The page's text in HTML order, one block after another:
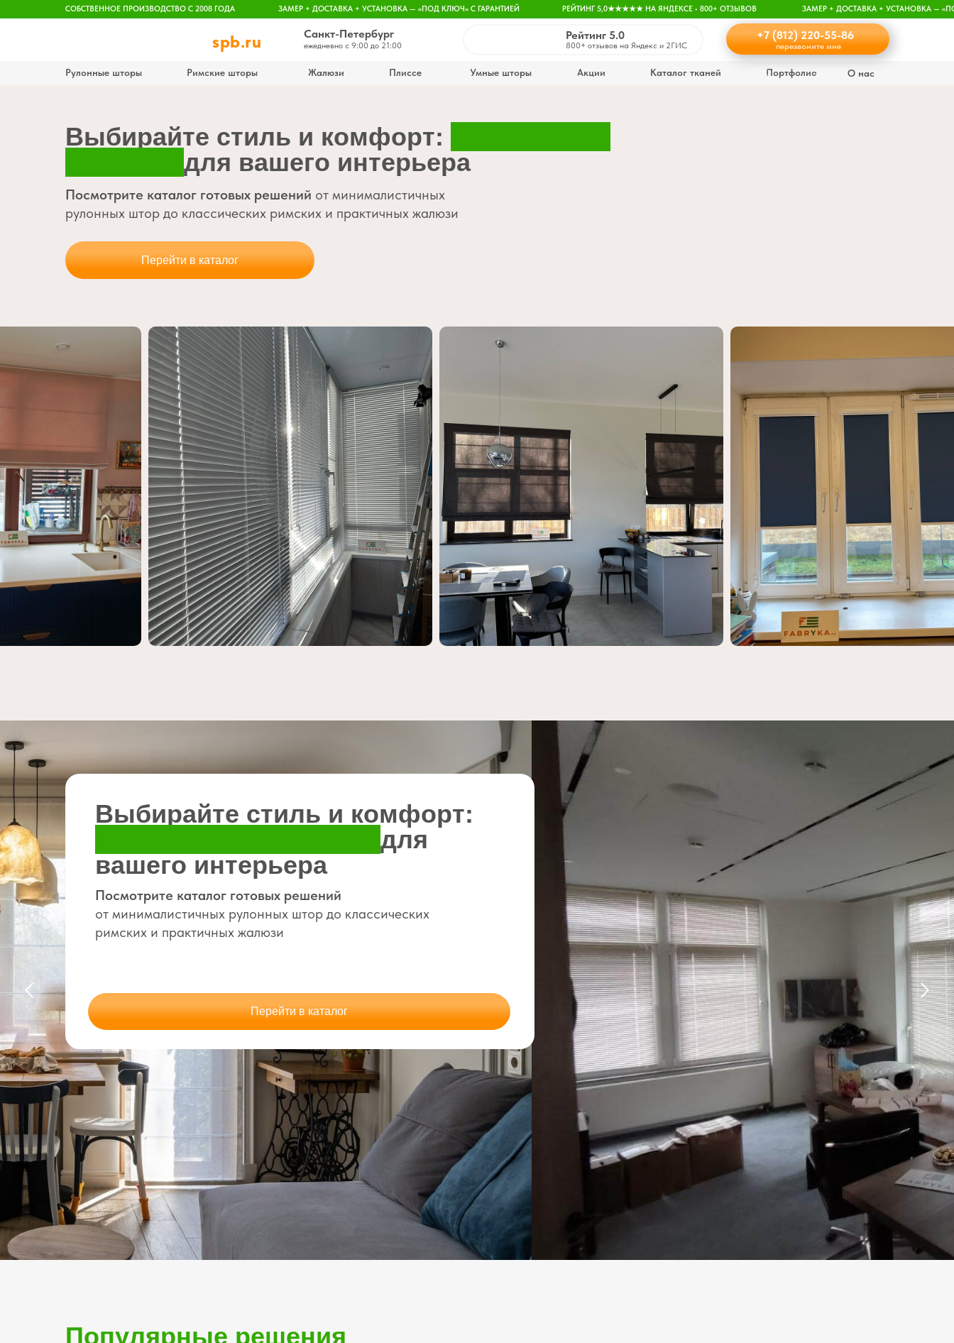
Санкт-Петербург
ежедневно с 9:00 до 21:00 перезвоните мне
+7 (812) 220-55-86
Рулонные шторы Римские шторы Жалюзи Плиссе Умные шторы Портфолио
Акции Каталог тканей О нас
CОБСТВЕННОЕ ПРОИЗВОДСТВО С 2008 ГОДА ЗАМЕР + ДОСТАВКА + УСТАНОВКА — «ПОД КЛЮЧ» С ГАРАНТИЕЙ
Рейтинг 5.0
800+ отзывов на Яндекс и 2ГИС
РЕЙТИНГ 5,0★★★★★ НА ЯНДЕКСЕ • 800+ ОТЗЫВОВ ЗАМЕР + ДОСТАВКА + УСТАНОВКА —
spb.ru
Выбирайте стиль и комфорт:
для вашего интерьера
Выбирайте стиль и комфорт:
популярные решения
для вашего интерьера
Посмотрите каталог готовых решений
от минималистичных рулонных штор до классических
римских и практичных жалюзи
Посмотрите каталог готовых решений от минималистичных
рулонных штор до классических римских и практичных жалюзи
Перейти в каталог
Выбирайте стиль и комфорт:
для
вашего интерьера
Посмотрите каталог готовых решений
от минималистичных рулонных штор до классических
римских и практичных жалюзи
Перейти в каталог
Популярные решения